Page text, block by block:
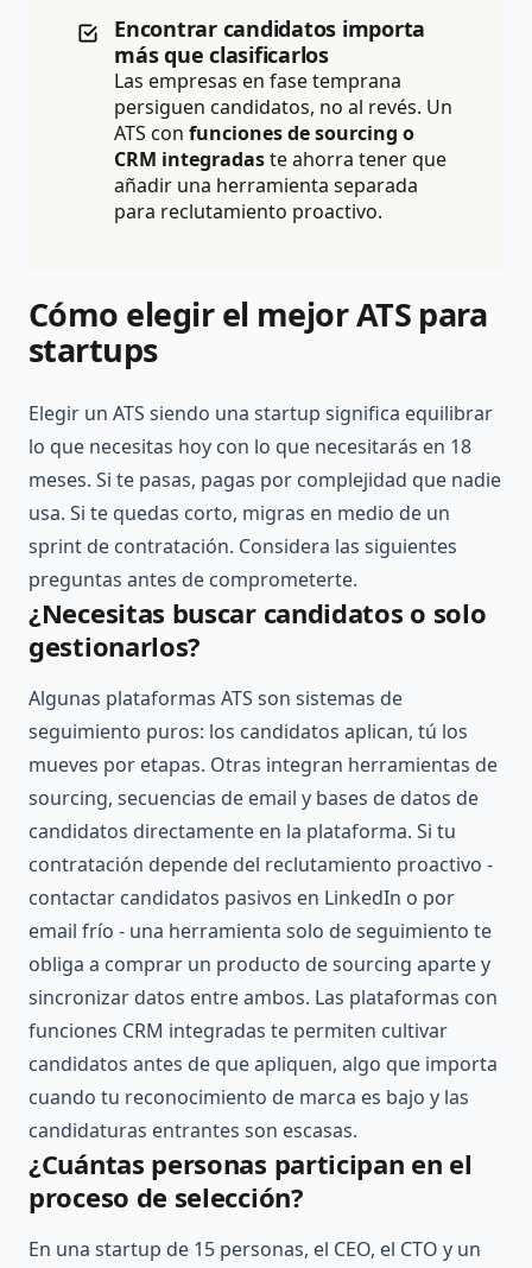
Encontrar candidatos importa
más que clasificarlos
Las empresas en fase temprana
persiguen candidatos, no al revés. Un
ATS con funciones de sourcing o
CRM integradaste ahorra tener que
añadir una herramienta separada
para reclutamiento proactivo.
Cómo elegir el mejor ATS para
startups
Elegir un ATS siendo una startup significa equilibrar
lo que necesitas hoy con lo que necesitarás en 18
meses. Si te pasas, pagas por complejidad que nadie
usa. Si te quedas corto, migras en medio de un
sprint de contratación. Considera las siguientes
preguntas antes de comprometerte.
¿Necesitas buscar candidatos o solo
gestionarlos?
Algunas plataformas ATS son sistemas de
seguimiento puros: los candidatos aplican, tú los
mueves por etapas. Otras integran herramientas de
sourcing, secuencias de email y bases de datos de
candidatos directamente en la plataforma. Si tu
contratación depende del reclutamiento proactivo -
contactar candidatos pasivos en LinkedIn o por
email frío - una herramienta solo de seguimiento te
obliga a comprar un producto de sourcing aparte y
sincronizar datos entre ambos. Las plataformas con
funciones CRM integradas te permiten cultivar
candidatos antes de que apliquen, algo que importa
cuando tu reconocimiento de marca es bajo y las
candidaturas entrantes son escasas.
¿Cuántas personas participan en el
proceso de selección?
En una startup de 15 personas, el CEO, el CTO y un